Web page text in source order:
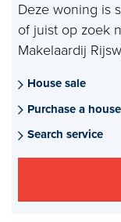
Rental
Mortgages
project advise
Energy Label
Deze woning is
of juist op zoek
Makelaardij
House sale
Purchase a house
Search service